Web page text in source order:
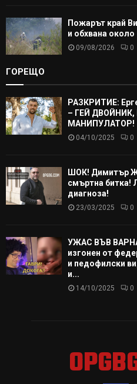
Пожарът край
и обхвана около
09/08/2026 0
ГОРЕЩО
РАЗКРИТИЕ:
– ГЕЙ
МАНИПУЛАТОР!
04/10/2025 0
ШОК! Димитър
смъртна битка!
диагноза!
23/03/2025 0
УЖАС ВЪВ
изгонен от
и педофилски
и...
14/10/2025 0